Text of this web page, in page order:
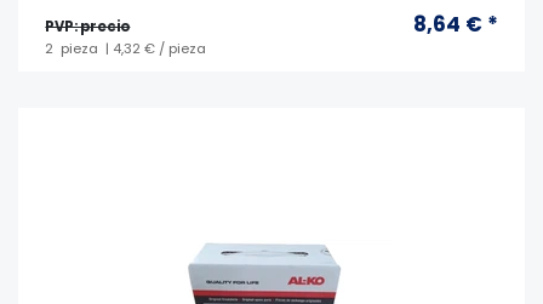
PVP: precio 8,64 € *
2 pieza | 4,32 € / pieza